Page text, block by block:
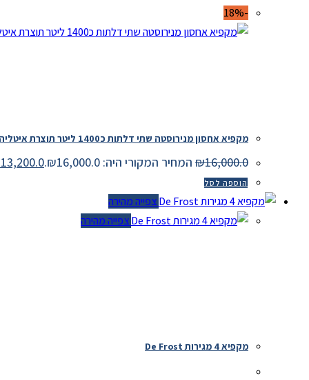
מקפיא אחסון מנירוסטה שתי דלתות כ1400 ליטר תוצרת איטליה
₪16,000.0 המחיר המקורי היה: ₪16,000.0. 13,200.0
הוספה לסל
צפייה מהירה
צפייה מהירה
מקפיא 4 מגירות De Frost